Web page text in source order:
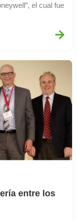
el cual fue
entre los